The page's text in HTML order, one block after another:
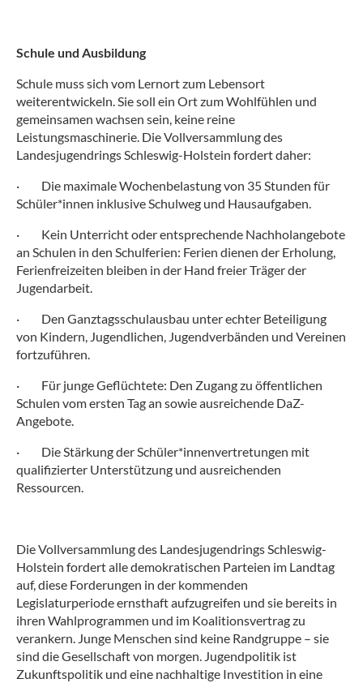
Schule und Ausbildung
Schule muss sich vom Lernort zum Lebensort
weiterentwickeln. Sie soll ein Ort zum Wohlfühlen und
gemeinsamen wachsen sein, keine reine
Leistungsmaschinerie. Die Vollversammlung des
Landesjugendrings Schleswig-Holstein fordert daher:
· Die maximale Wochenbelastung von 35 Stunden für
Schüler*innen inklusive Schulweg und Hausaufgaben.
· Kein Unterricht oder entsprechende Nachholangebote
an Schulen in den Schulferien: Ferien dienen der Erholung,
Ferienfreizeiten bleiben in der Hand freier Träger der
Jugendarbeit.
· Den Ganztagsschulausbau unter echter Beteiligung
von Kindern, Jugendlichen, Jugendverbänden und Vereinen
fortzuführen.
· Für junge Geflüchtete: Den Zugang zu öffentlichen
Schulen vom ersten Tag an sowie ausreichende DaZ-
Angebote.
· Die Stärkung der Schüler*innenvertretungen mit
qualifizierter Unterstützung und ausreichenden
Ressourcen.
Die Vollversammlung des Landesjugendrings Schleswig-
Holstein fordert alle demokratischen Parteien im Landtag
auf, diese Forderungen in der kommenden
Legislaturperiode ernsthaft aufzugreifen und sie bereits in
ihren Wahlprogrammen und im Koalitionsvertrag zu
verankern. Junge Menschen sind keine Randgruppe – sie
sind die Gesellschaft von morgen. Jugendpolitik ist
Zukunftspolitik und eine nachhaltige Investition in eine